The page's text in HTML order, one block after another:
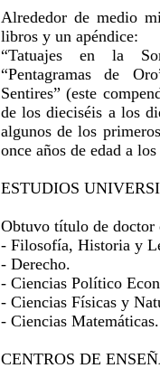
Alrededor de medio
libros y un apéndice:
“Tatuajes en la
“Pentagramas de
Sentires” (este
de los dieciséis a los
algunos de los
once años de edad a
ESTUDIOS
Obtuvo título de doctor
- Filosofía, Historia y
- Derecho.
- Ciencias Político
- Ciencias Físicas y
- Ciencias Matemáticas.
CENTROS DE